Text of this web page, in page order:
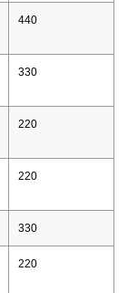
440
330
220
220
330
220